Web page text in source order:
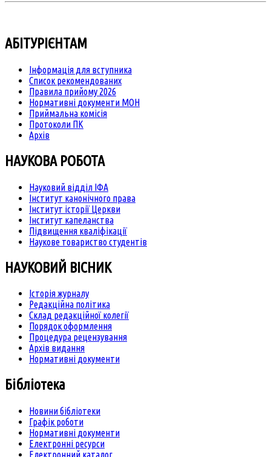
АБІТУРІЄНТАМ
Інформація для вступника
Список рекомендованих
Правила прийому 2026
Нормативні документи МОН
Приймальна комісія
Протоколи ПК
Архів
НАУКОВА РОБОТА
Науковий відділ ІФА
Інститут канонічного права
Інститут історії Церкви
Інститут капеланства
Підвищення кваліфікації
Наукове товариство студентів
НАУКОВИЙ ВІСНИК
Історія журналу
Редакційна політика
Склад редакційної колегії
Порядок оформлення
Процедура рецензування
Архів видання
Нормативні документи
Бібліотека
Новини бібліотеки
Графік роботи
Нормативні документи
Електронні ресурси
Електронний каталог